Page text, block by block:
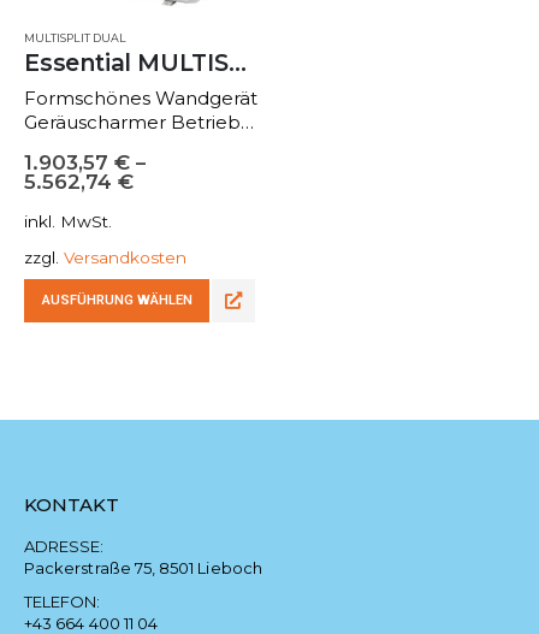
MULTISPLIT DUAL
Essential MULTISplit
Formschönes Wandgerät
Geräuscharmer Betrieb
9000 – 24000Btu/h
Kompatibel in den
Systemen MONO &
Energyclass Kühlen A++
Heizen A+
1.903,57 € –
5.562,74 €
inkl. MwSt.
zzgl. Versandkosten
AUSFÜHRUNG WÄHLEN
KONTAKT
ADRESSE:
Packerstraße 75, 8501 Lieboch
TELEFON:
+43 664 400 11 04